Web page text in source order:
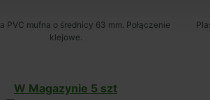
PVC mufna o średnicy 63 mm. Połączenie
klejowe.
W Magazynie 5 szt